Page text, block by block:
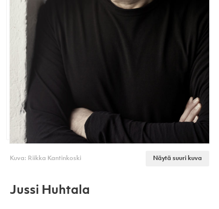
Kuva: Riikka Kantinkoski Näytä suuri kuva
Jussi Huhtala